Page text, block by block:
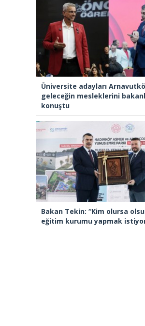
Üniversite adayları
geleceğin mesleklerini
konuştu
Bakan Tekin: “Kim olursa
eğitim kurumu yapmak